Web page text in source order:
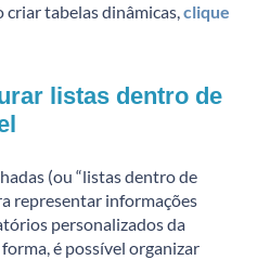
criar tabelas dinâmicas,clique
listas dentro de
(ou “listas dentro de
representar informações
personalizados da
é possível organizar